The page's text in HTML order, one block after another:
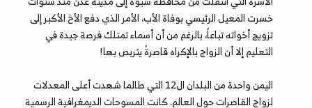
خسرت المعيل الرئيسي بوفاة الأب، الأمر الذي دفع الأخ الأكبر إلى
تزويج أخواته تباعاً، بالرغم من أن أسماء تمتلك فرصة جيدة في
التعليم إلا أن الزواج بالإكراه قاصرةً يتربص بها!
اليمن واحدة من البلدان ال12 التي طالما شهدت أعلى المعدلات
لزواج القاصرات حول العالم. كانت المسوحات الديمغرافية الرسمية